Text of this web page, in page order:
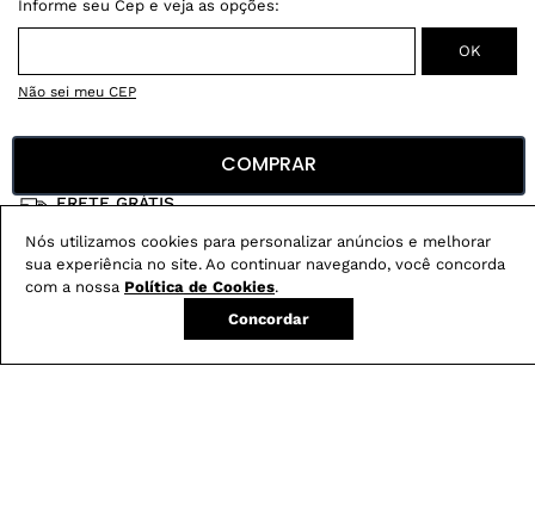
Nós utilizamos cookies para personalizar anúncios e melhorar
sua experiência no site. Ao continuar navegando, você concorda
com a nossa Política de Cookies.
Concordar
Não sei meu CEP
benefícios:
FRETE GRÁTIS
Compre no site e retire na loja gratuitamente
Troque na loja sem custo ou, pelo site
com até 2 trocas gratuitas.
COMPRAR